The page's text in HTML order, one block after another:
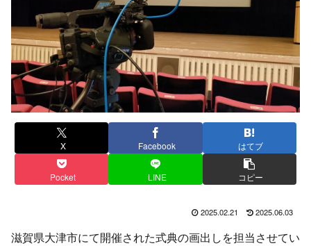
X Facebook はてブ
Pocket LINE コピー
2025.02.21 2025.06.03
滋賀県大津市にて開催された式典の画出しを担当させてい